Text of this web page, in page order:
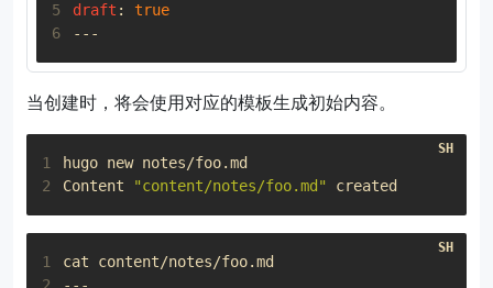
5
draft :
true
6
---
当创建时，将会使用对应的模板生成初始内容。
1
2
Content "content/notes/foo.md"
1